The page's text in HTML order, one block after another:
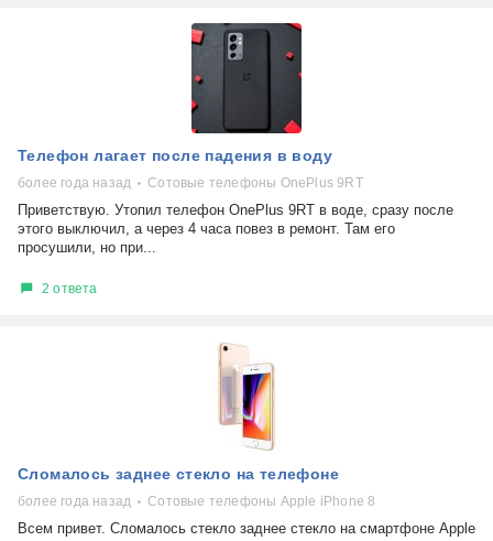
Телефон лагает после падения в воду
более года назад Сотовые телефоны OnePlus 9RT
Приветствую. Утопил телефон OnePlus 9RT в воде, сразу после
этого выключил, а через 4 часа повез в ремонт. Там его
просушили, но при...
2 ответа
Сломалось заднее стекло на телефоне
более года назад Сотовые телефоны Apple iPhone 8
Всем привет. Сломалось стекло заднее стекло на смартфоне Apple